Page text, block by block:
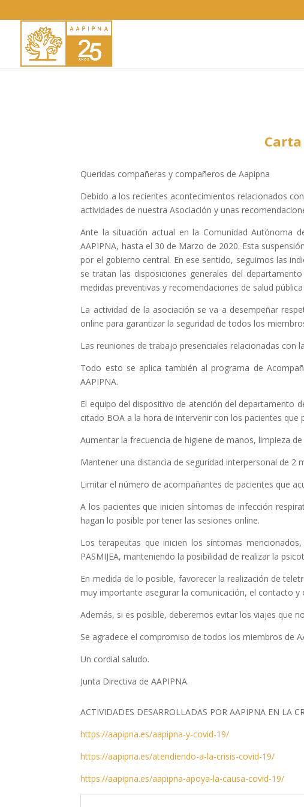
Queridas compañeras y compañeros de Aapipna
Debido a los recientes acontecimientos relacionados
actividades de nuestra Asociación y unas
Ante la situación actual en la Comunidad Autónoma
AAPIPNA, hasta el 30 de Marzo de 2020. Esta
por el gobierno central. En ese sentido, seguimos las
se tratan las disposiciones generales del
medidas preventivas y recomendaciones de salud
La actividad de la asociación se va a desempeñar
online para garantizar la seguridad de todos los
Las reuniones de trabajo presenciales relacionadas con
Todo esto se aplica también al programa de
AAPIPNA.
El equipo del dispositivo de atención del departamento
citado BOA a la hora de intervenir con los pacientes que
Aumentar la frecuencia de higiene de manos, limpieza
Mantener una distancia de seguridad interpersonal de 2
Limitar el número de acompañantes de pacientes que
A los pacientes que inicien síntomas de infección
hagan lo posible por tener las sesiones online.
Los terapeutas que inicien los síntomas
PASMIJEA, manteniendo la posibilidad de realizar la
En medida de lo posible, favorecer la realización de
muy importante asegurar la comunicación, el contacto y
Además, si es posible, deberemos evitar los viajes que
Se agradece el compromiso de todos los miembros de
Un cordial saludo.
Junta Directiva de AAPIPNA.
ACTIVIDADES DESARROLLADAS POR AAPIPNA EN LA
https://aapipna.es/aapipna-y-covid-19/
https://aapipna.es/atendiendo-a-la-crisis-covid-19/
https://aapipna.es/aapipna-apoya-la-causa-covid-19/